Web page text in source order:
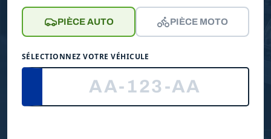
PIÈCE AUTO PIÈCE MOTO
SÉLECTIONNEZ VOTRE VÉHICULE